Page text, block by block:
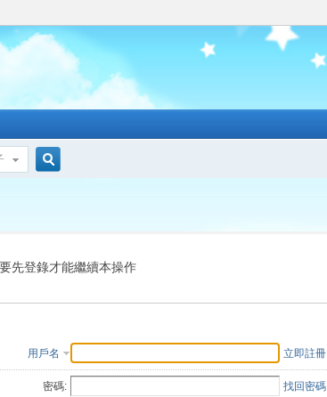
索
先登錄才能繼續本操作
用戶名 立即註冊
密碼: 找回密碼